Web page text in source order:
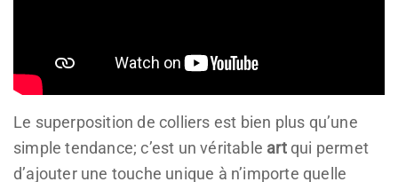
Le superposition de colliers est bien plus qu’une
simple tendance; c’est un véritable artqui permet
d’ajouter une touche unique à n’importe quelle